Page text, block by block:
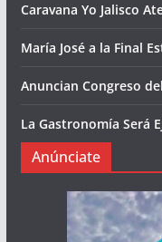
Caravana Yo Jalisco
María José a la Final
Anuncian Congreso
La Gastronomía Será
Anúnciate